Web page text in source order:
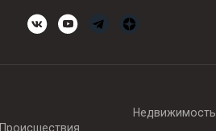
Происшествия
Недвижимость